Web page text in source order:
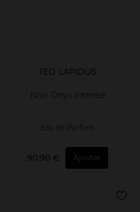
TED LAPIDUS
Noir Onyx Intense
Eau de Parfum
90,90 € Ajouter